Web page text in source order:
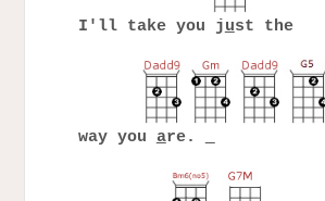
I'll take you just the
way you are.